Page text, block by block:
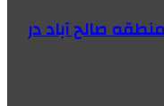
صالح آباد در